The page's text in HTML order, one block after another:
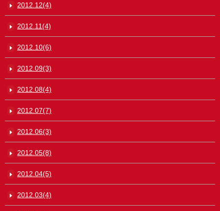
2012.12(4)
2012.11(4)
2012.10(6)
2012.09(3)
2012.08(4)
2012.07(7)
2012.06(3)
2012.05(8)
2012.04(5)
2012.03(4)